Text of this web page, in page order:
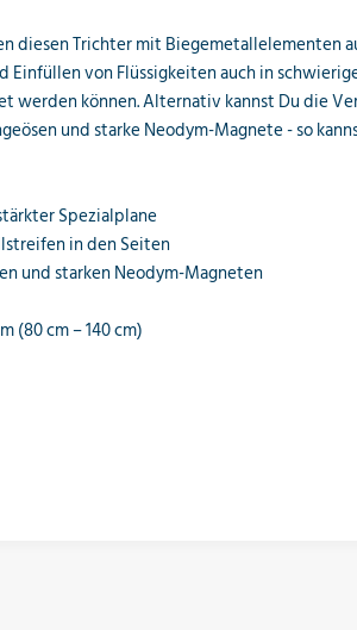
diesen Trichter mit
Einfüllen von Flüssigkeiten auch in
können. Alternativ kannst Du die
und starke Neodym-Magnete - so
Spezialplane
in den Seiten
und starken Neodym-Magneten
(80 cm – 140 cm)